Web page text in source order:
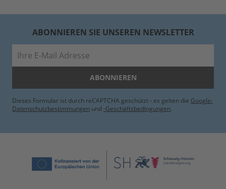
ABONNIEREN SIE UNSEREN NEWSLETTER
ABONNIEREN
Dieses Formular ist durch reCAPTCHA geschützt - es gelten die Google-
Datenschutzbestimmungen und -Geschäftsbedingungen.